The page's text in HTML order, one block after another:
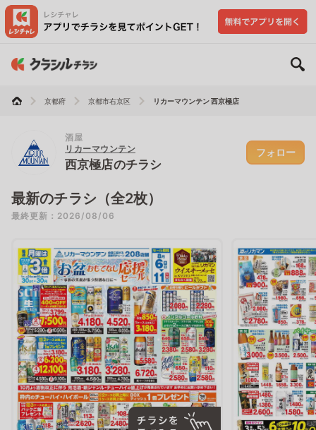
京都府 京都市右京区 リカーマウンテン 西京極店
酒屋
リカーマウンテン
西京極店のチラシ
フォロー
最新のチラシ（全2枚）
最終更新：2026/08/06